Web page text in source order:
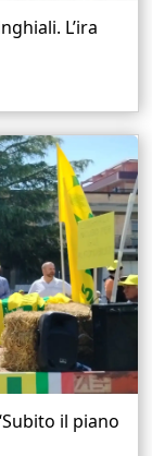
L’ira
il piano